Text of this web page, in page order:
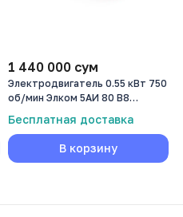
1 440 000 сум
Электродвигатель 0.55 кВт 750
об/мин Элком 5АИ 80 В8
Бесплатная доставка
В корзину